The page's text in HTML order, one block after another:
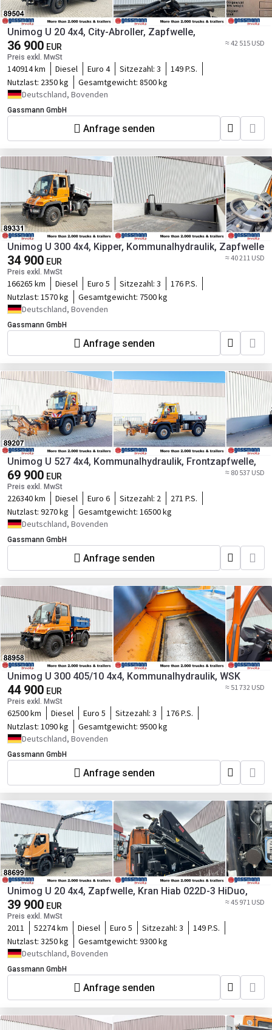
Unimog U 20 4x4, City-Abroller, Zapfwelle,
36 900 EUR
Preis exkl. MwSt
≈ 42 515 USD
140914 km Diesel Euro 4 Sitzezahl: 3
149 P.S.
Nutzlast: 2350 kg Gesamtgewicht: 8500 kg
Deutschland, Bovenden
Gassmann GmbH
Anfrage senden
Unimog U 300 4x4, Kipper, Kommunalhydraulik, Zapfwelle
34 900 EUR
Preis exkl. MwSt
≈ 40 211 USD
166265 km Diesel Euro 5 Sitzezahl: 3
176 P.S.
Nutzlast: 1570 kg Gesamtgewicht: 7500 kg
Deutschland, Bovenden
Gassmann GmbH
Anfrage senden
Unimog U 527 4x4, Kommunalhydraulik, Frontzapfwelle,
69 900 EUR
Preis exkl. MwSt
≈ 80 537 USD
226340 km Diesel Euro 6 Sitzezahl: 2
271 P.S.
Nutzlast: 9270 kg Gesamtgewicht: 16500 kg
Deutschland, Bovenden
Gassmann GmbH
Anfrage senden
Unimog U 300 405/10 4x4, Kommunalhydraulik, WSK
44 900 EUR
Preis exkl. MwSt
≈ 51 732 USD
62500 km Diesel Euro 5 Sitzezahl: 3
176 P.S.
Nutzlast: 1090 kg Gesamtgewicht: 9500 kg
Deutschland, Bovenden
Gassmann GmbH
Anfrage senden
Unimog U 20 4x4, Zapfwelle, Kran Hiab 022D-3 HiDuo,
39 900 EUR
Preis exkl. MwSt
≈ 45 971 USD
2011 52274 km Diesel Euro 5 Sitzezahl: 3
149 P.S.
Nutzlast: 3250 kg Gesamtgewicht: 9300 kg
Deutschland, Bovenden
Gassmann GmbH
Anfrage senden